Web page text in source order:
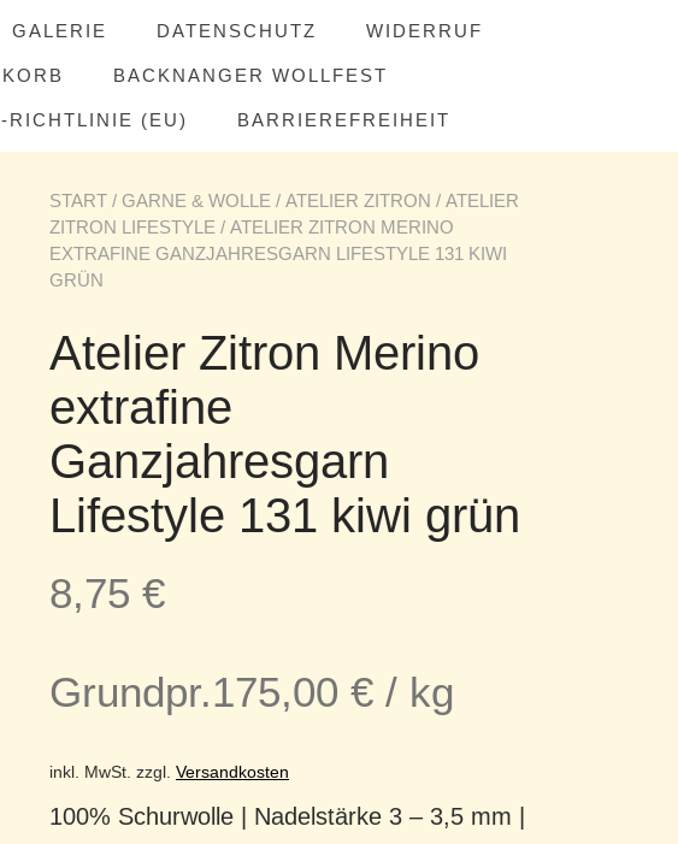
GALERIE DATENSCHUTZ WIDERRUF
BACKNANGER WOLLFEST
RICHTLINIE (EU) BARRIEREFREIHEIT
START / GARNE & WOLLE / ATELIER ZITRON / ATELIER
ZITRON LIFESTYLE / ATELIER ZITRON MERINO
EXTRAFINE GANZJAHRESGARN LIFESTYLE 131 KIWI
GRÜN
Atelier Zitron Merino
extrafine
Ganzjahresgarn
Lifestyle 131 kiwi grün
8,75 €
Grundpr.175,00 € / kg
inkl. MwSt. zzgl. Versandkosten
100% Schurwolle | Nadelstärke 3 – 3,5 mm |